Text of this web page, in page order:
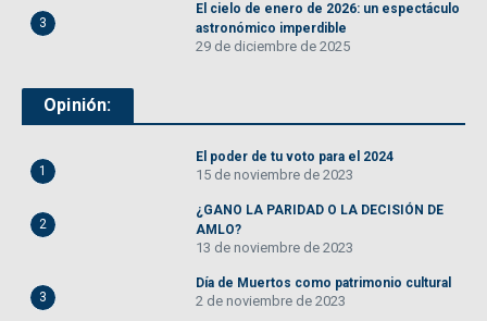
3
El cielo de enero de 2026: un espectáculo
astronómico imperdible
29 de diciembre de 2025
Opinión:
1
El poder de tu voto para el 2024
15 de noviembre de 2023
2
¿GANO LA PARIDAD O LA DECISIÓN DE
AMLO?
13 de noviembre de 2023
3
Día de Muertos como patrimonio cultural
2 de noviembre de 2023